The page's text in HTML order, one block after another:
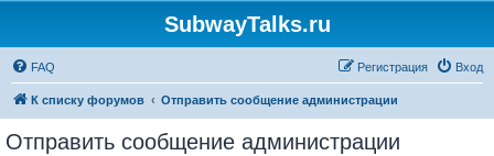
SubwayTalks.ru
FAQ Вход
Регистрация
К списку форумов Отправить сообщение администрации
Отправить сообщение администрации